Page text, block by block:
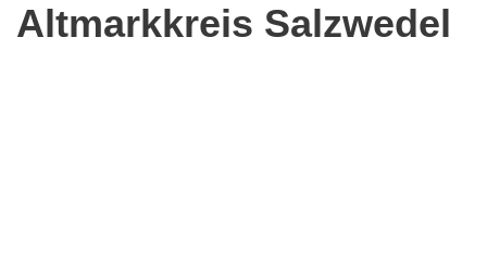
Altmarkkreis Salzwedel